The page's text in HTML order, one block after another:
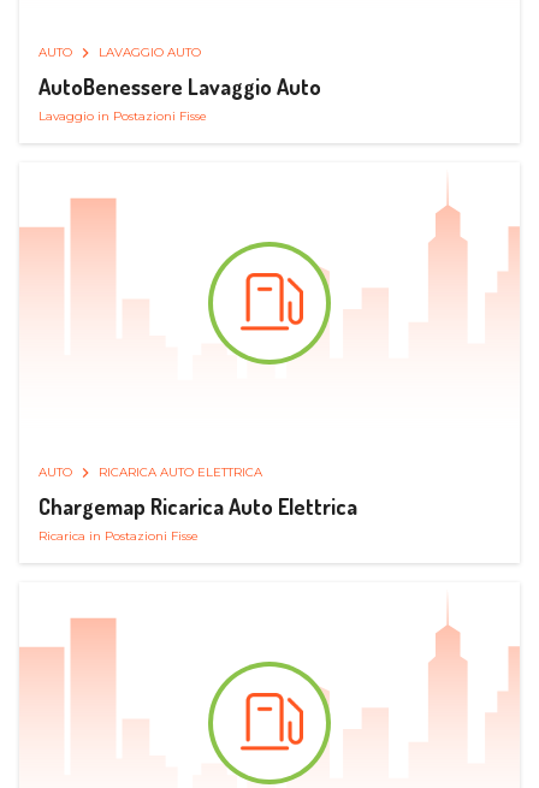
AUTO LAVAGGIO AUTO
AutoBenessere Lavaggio Auto
Lavaggio in Postazioni Fisse
AUTO RICARICA AUTO ELETTRICA
Chargemap Ricarica Auto Elettrica
Ricarica in Postazioni Fisse